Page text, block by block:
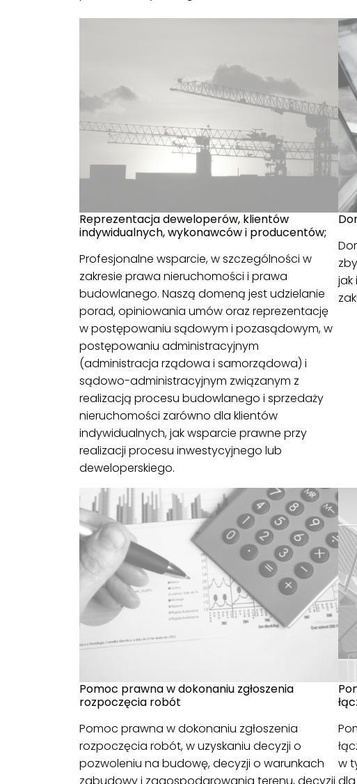
Reprezentacja deweloperów, klientów
indywidualnych, wykonawców i producentów;
Profesjonalne wsparcie, w szczególności w
zakresie prawa nieruchomości i prawa
budowlanego. Naszą domeną jest udzielanie
porad, opiniowania umów oraz reprezentację
w postępowaniu sądowym i pozasądowym, w
postępowaniu administracyjnym
(administracja rządowa i samorządowa) i
sądowo-administracyjnym związanym z
realizacją procesu budowlanego i sprzedaży
nieruchomości zarówno dla klientów
indywidualnych, jak wsparcie prawne przy
realizacji procesu inwestycyjnego lub
deweloperskiego.
jak
Pomoc prawna w dokonaniu zgłoszenia
rozpoczęcia robót
Pomoc prawna w dokonaniu zgłoszenia
rozpoczęcia robót, w uzyskaniu decyzji o
pozwoleniu na budowę, decyzji o warunkach
zabudowy i zagospodarowania terenu, decyzji
w